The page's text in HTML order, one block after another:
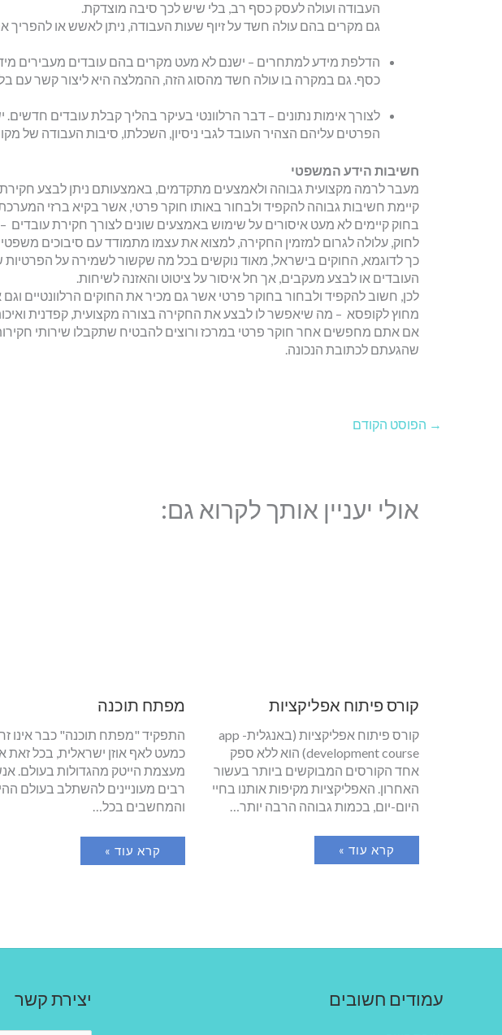
העבודה ועולה לעסק כסף רב, בלי שיש לכך סיבה מוצדקת.
גם מקרים בהם עולה חשד על זיוף שעות העבודה, ניתן לאשש או להפריך
הדלפת מידע למתחרים – ישנם לא מעט מקרים בהם עובדים מעבירים
כסף. גם במקרה בו עולה חשד מהסוג הזה, ההמלצה היא ליצור קשר עם
לצורך אימות נתונים – דבר הרלוונטי בעיקר בהליך קבלת עובדים
הפרטים עליהם הצהיר העובד לגבי ניסיון, השכלתו, סיבות העבודה של
חשיבות הידע המשפטי
מעבר לרמה מקצועית גבוהה ולאמצעים מתקדמים, באמצעותם ניתן לבצע חקירת
קיימת חשיבות גבוהה להקפיד ולבחור באותו חוקר פרטי, אשר בקיא ברזי
בחוק קיימים לא מעט איסורים על שימוש באמצעים שונים לצורך חקירת
לחוק, עלולה לגרום למזמין החקירה, למצוא את עצמו מתמודד עם סיבוכים
כך לדוגמא, החוקים בישראל, מאוד נוקשים בכל מה שקשור לשמירה על
העובדים או לבצע מעקבים, אך חל איסור על ציטוט והאזנה לשיחות.
לכן, חשוב להקפיד ולבחור בחוקר פרטי אשר גם מכיר את החוקים הרלוונטיים
מחוץ לקופסא – מה שיאפשר לו לבצע את החקירה בצורה מקצועית, קפדנית
אם אתם מחפשים אחר חוקר פרטי במרכז ורוצים להבטיח שתקבלו שירותי
שהגעתם לכתובת הנכונה.
→ הפוסט הקודם
אולי יעניין אותך לקרוא גם:
קורס פיתוח אפליקציות
קורס פיתוח אפליקציות (באנגלית- app
development course) הוא ללא ספק
אחד הקורסים המבוקשים ביותר בעשור
האחרון. האפליקציות מקיפות אותנו בחיי
היום-יום, בכמות גבוהה הרבה יותר…
קרא עוד »
מפתח תוכנה
התפקיד "מפתח תוכנה" כבר אינו זר
כמעט לאף אוזן ישראלית, בכל זאת
מעצמת הייטק מהגדולות בעולם.
רבים מעוניינים להשתלב בעולם
והמחשבים בכל…
קרא עוד »
עמודים חשובים יצירת קשר